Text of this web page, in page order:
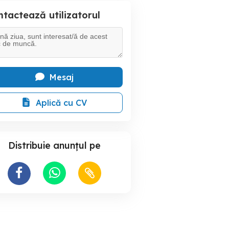
utilizatorul
Mesaj
Aplică cu CV
Distribuie anunțul pe